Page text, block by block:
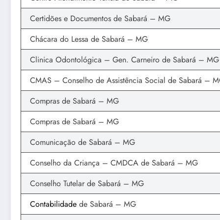
Certidões e Documentos de Sabará – MG
Chácara do Lessa de Sabará – MG
Clinica Odontológica – Gen. Carneiro de Sabará – MG
CMAS – Conselho de Assistência Social de Sabará –
Compras de Sabará – MG
Compras de Sabará – MG
Comunicação de Sabará – MG
Conselho da Criança – CMDCA de Sabará – MG
Conselho Tutelar de Sabará – MG
Contabilidade de Sabará – MG